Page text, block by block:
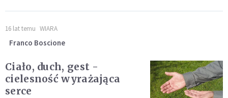
16 lat temu WIARA
Franco Boscione
Ciało, duch, gest -
cielesność wyrażająca
serce